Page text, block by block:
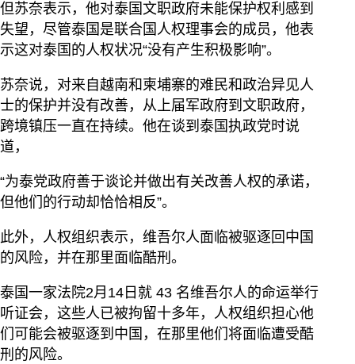
但苏奈表示，他对泰国文职政府未能保护权利感到
失望，尽管泰国是联合国人权理事会的成员，他表
示这对泰国的人权状况“没有产生积极影响”。
苏奈说，对来自越南和柬埔寨的难民和政治异见人
士的保护并没有改善，从上届军政府到文职政府，
跨境镇压一直在持续。他在谈到泰国执政党时说
道，
“为泰党政府善于谈论并做出有关改善人权的承诺，
但他们的行动却恰恰相反”。
此外，人权组织表示，维吾尔人面临被驱逐回中国
的风险，并在那里面临酷刑。
泰国一家法院2月14日就 43 名维吾尔人的命运举行
听证会，这些人已被拘留十多年，人权组织担心他
们可能会被驱逐到中国，在那里他们将面临遭受酷
刑的风险。